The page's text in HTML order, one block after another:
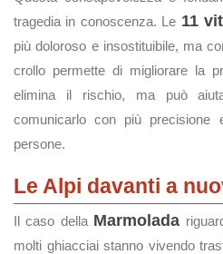
tragedia in conoscenza. Le 11
più doloroso e insostituibile, ma
crollo permette di migliorare la
elimina il rischio, ma può
comunicarlo con più precisione
persone.
Le Alpi davanti a
Il caso della Marmolada
molti ghiacciai stanno vivendo